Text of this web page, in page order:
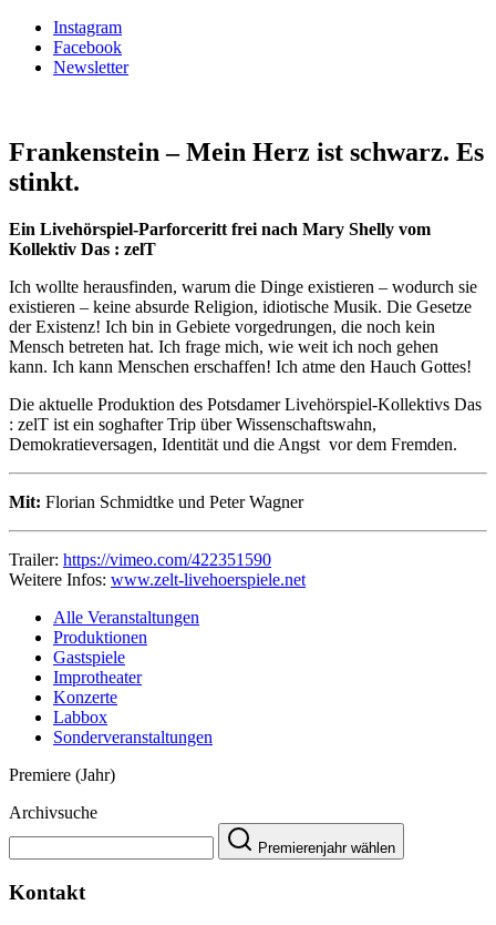
Instagram
Facebook
Newsletter
Frankenstein – Mein Herz ist schwarz. Es
stinkt.
Ein Livehörspiel-Parforceritt frei nach Mary Shelly vom
Kollektiv Das : zelT
Ich woll­te her­aus­fin­den, war­um die Din­ge exis­tie­ren – wodurch sie
existieren – kei­ne absur­de Reli­gi­on, idio­ti­sche Musik. Die Geset­ze
der Exis­tenz! Ich bin in Gebie­te vor­ge­drun­gen, die noch kein
Mensch betre­ten hat. Ich fra­ge mich, wie weit ich noch gehen
kann. Ich kann Menschen erschaf­fen! Ich atme den Hauch Got­tes!
Die aktuelle Produktion des Potsdamer Livehörspiel-Kollektivs Das
: zelT ist ein soghafter Trip über Wissenschaftswahn,
Demokratieversagen, Identität und die Angst vor dem Fremden.
Mit: Flo­ri­an Schmidtke und Peter Wag­ner
Trailer: https://vimeo.com/422351590
Weitere Infos: www.zelt-livehoerspiele.net
Alle Veranstaltungen
Produktionen
Gastspiele
Improtheater
Konzerte
Labbox
Sonderveranstaltungen
Premiere (Jahr)
Archivsuche
Premierenjahr wählen
Kontakt